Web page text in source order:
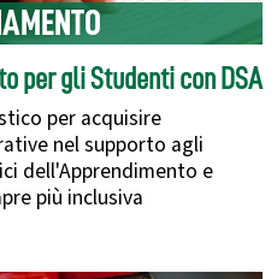
per gli Studenti con DSA
per acquisire
nel supporto agli
dell'Apprendimento e
più inclusiva